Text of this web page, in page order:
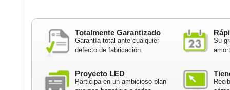
Totalmente Garantizado
Garantía total ante cualquier
defecto de fabricación.
Su
Proyecto LED
Participa en un ambicioso plan